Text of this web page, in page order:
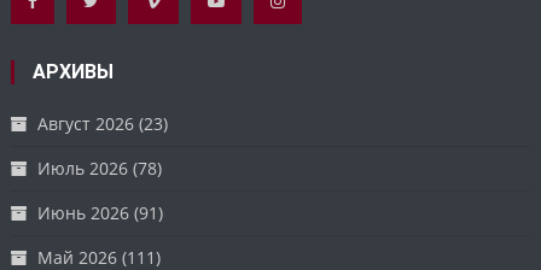
АРХИВЫ
Август 2026 (23)
Июль 2026 (78)
Июнь 2026 (91)
Май 2026 (111)